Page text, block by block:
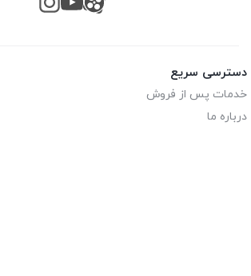
دسترسی سریع
خدمات پس از فروش
درباره ما